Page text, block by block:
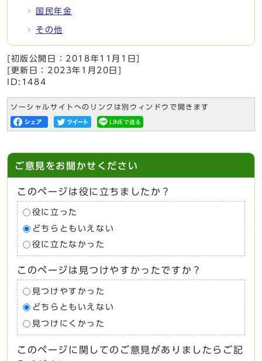
国民年金
その他
[初版公開日： 2018年11月1日
[更新日： 2023年1月20日
ID:1484
ソーシャルサイトへのリンクは別ウィンドウで開きます
ご意見をお聞かせください
このページは役に立ちましたか？
役に立った
どちらともいえない
役に立たなかった
このページは見つけやすかったですか？
見つけやすかった
どちらともいえない
見つけにくかった
このページに関してのご意見がありましたらご記